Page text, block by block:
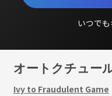
いつで
オートクチュー
Ivy to Fraudulent Game